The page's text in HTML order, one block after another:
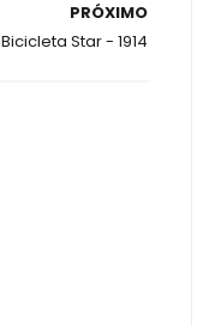
PRÓXIMO
Bicicleta Star - 1914